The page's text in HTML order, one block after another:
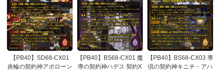
【PB40】SD68-CX01
炎輪の契約神アポローン
【PB40】BS68-CX01 魔
導の契約神ハデス 契約X
【PB40】BS68-CX03 導
倶の契約神キニチ・アハ